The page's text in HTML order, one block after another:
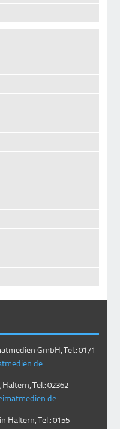
GmbH, Tel.: 0171
Tel.: 02362
Haltern, Tel.: 0155